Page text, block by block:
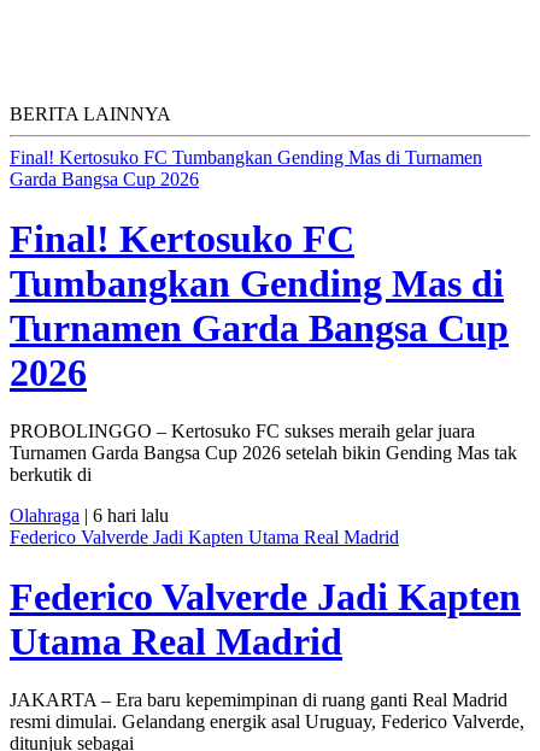
BERITA LAINNYA
Final! Kertosuko FC Tumbangkan Gending Mas di Turnamen
Garda Bangsa Cup 2026
Final! Kertosuko FC
Tumbangkan Gending Mas di
Turnamen Garda Bangsa Cup
2026
PROBOLINGGO – Kertosuko FC sukses meraih gelar juara
Turnamen Garda Bangsa Cup 2026 setelah bikin Gending Mas tak
berkutik di
Olahraga | 6 hari lalu
Federico Valverde Jadi Kapten Utama Real Madrid
Federico Valverde Jadi Kapten
Utama Real Madrid
JAKARTA – Era baru kepemimpinan di ruang ganti Real Madrid
resmi dimulai. Gelandang energik asal Uruguay, Federico Valverde,
ditunjuk sebagai